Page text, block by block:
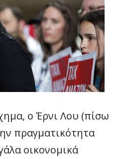
ο Έρνι Λου (πίσω
πραγματικότητα
οικονομικά